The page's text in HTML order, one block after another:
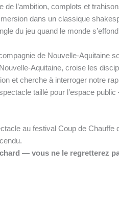
de l’ambition, complots et
dans un classique
du jeu quand le monde
de Nouvelle-Aquitaine
Aquitaine, croise les
et cherche à interroger notre
taillé pour l’espace
au festival Coup de Chauffe
— vous ne le regretterez